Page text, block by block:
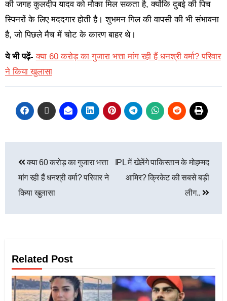
की जगह कुलदीप यादव को मौका मिल सकता है, क्योंकि दुबई की पिच
स्पिनरों के लिए मददगार होती है। शुभमन गिल की वापसी की भी संभावना
है, जो पिछले मैच में चोट के कारण बाहर थे।
ये भी पढ़ें- क्या 60 करोड़ का गुजारा भत्ता मांग रही हैं धनश्री वर्मा? परिवार
ने किया खुलासा
क्या 60 करोड़ का गुजारा भत्ता
मांग रही हैं धनश्री वर्मा? परिवार ने
किया खुलासा
IPL में खेलेंगे पाकिस्तान के मोहम्मद
आमिर? क्रिकेट की सबसे बड़ी
लीग..
Related Post